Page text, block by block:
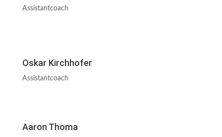
Assistantcoach
Oskar Kirchhofer
Assistantcoach
Aaron Thoma